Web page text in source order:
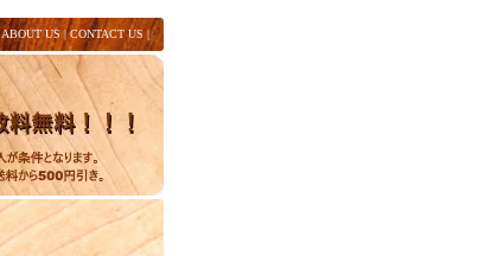
ABOUT US |CONTACT US |